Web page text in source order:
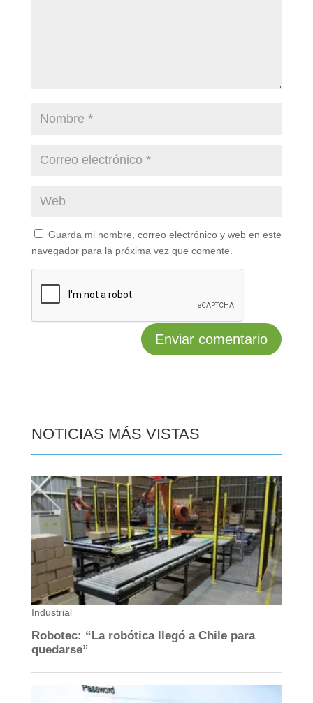
Guarda mi nombre, correo electrónico y web en este
navegador para la próxima vez que comente.
NOTICIAS MÁS VISTAS